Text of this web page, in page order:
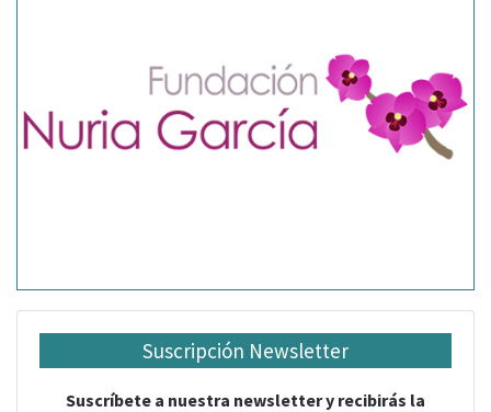
Suscripción Newsletter
Suscríbete a nuestra newsletter y recibirás la